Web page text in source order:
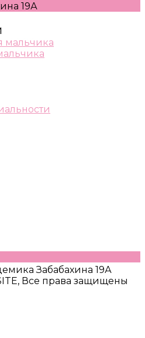
19А
Забабахина 19А
Все права защищены